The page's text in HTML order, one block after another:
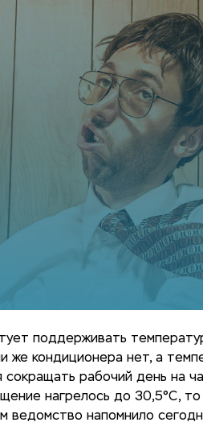
поддерживать
же кондиционера нет, а
рабочий день на
нагрелось до 30,5°C,
ведомство напомнило